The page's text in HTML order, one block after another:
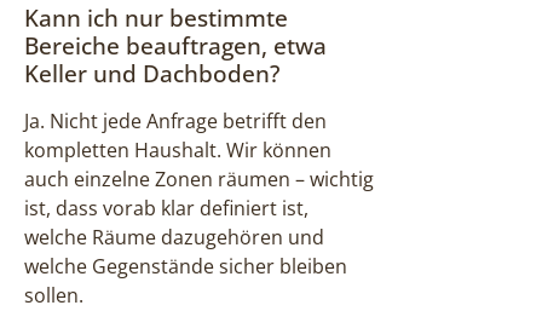
Kann ich nur bestimmte
Bereiche beauftragen, etwa
Keller und Dachboden?
Ja. Nicht jede Anfrage betrifft den
kompletten Haushalt. Wir können
auch einzelne Zonen räumen – wichtig
ist, dass vorab klar definiert ist,
welche Räume dazugehören und
welche Gegenstände sicher bleiben
sollen.